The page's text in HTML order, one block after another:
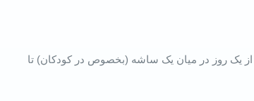
از یک روز در میان یک ساشه (بخصوص در کودکان) تا